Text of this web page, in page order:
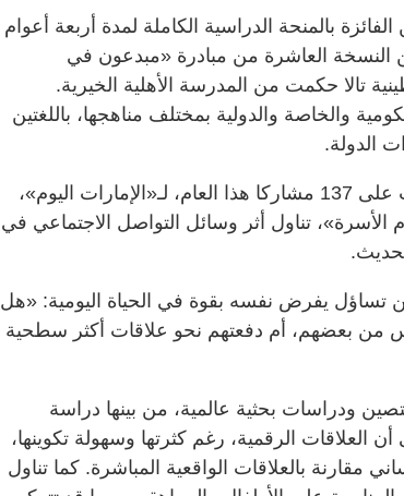
بالمنحة الدراسية الكاملة لمدة أربعة أعوام
النسخة العاشرة من مبادرة «مبدعون في
تالا حكمت من المدرسة الأهلية الخيرية.
والخاصة والدولية بمختلف مناهجها، باللغتين
الدولة.
وقالت الفائزة تالا حكمت، التي تفوقت على 137 مشاركا هذا العام، لـ«الإمارات اليوم»،
الأسرة»، تناول أثر وسائل التواصل الاجتماعي في
يفرض نفسه بقوة في الحياة اليومية: «هل
من بعضهم، أم دفعتهم نحو علاقات أكثر سطحية
ودراسات بحثية عالمية، من بينها دراسة
الرقمية، رغم كثرتها وسهولة تكوينها،
مقارنة بالعلاقات الواقعية المباشرة. كما تناول